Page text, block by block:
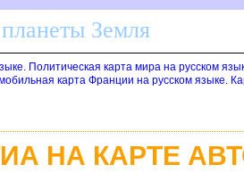
Земля
Политическая карта мира на русском
карта Франции на русском языке.
НА КАРТЕ